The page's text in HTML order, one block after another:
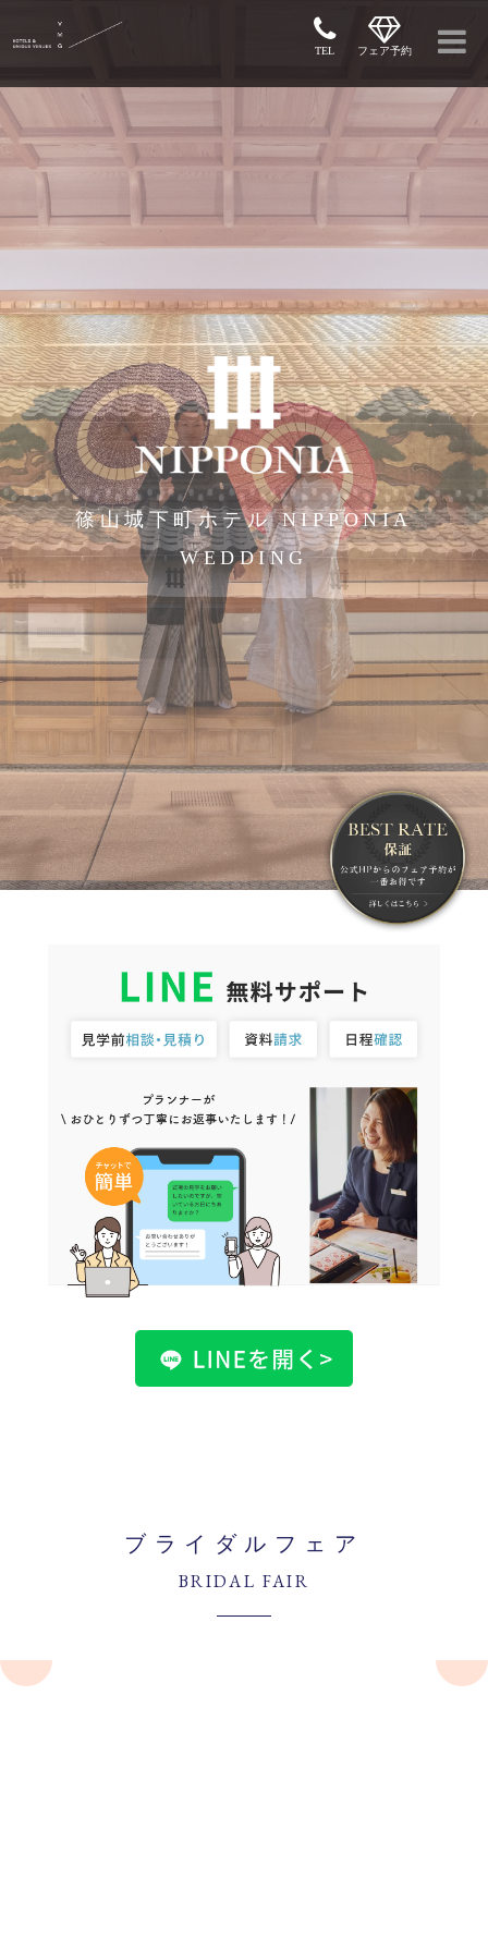
TEL フェア予約
篠山城下町ホテル NIPPONIA
WEDDING
ブライダルフェア
BRIDAL FAIR